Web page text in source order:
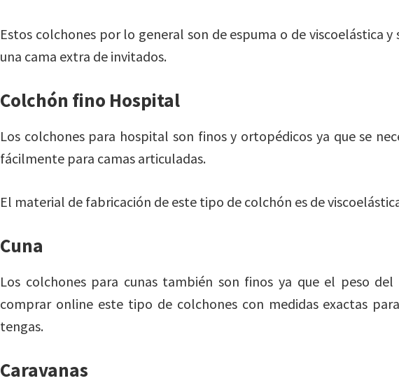
Estos colchones por lo general son de espuma o de viscoelástica y
una cama extra de invitados.
Colchón fino Hospital
Los colchones para hospital son finos y ortopédicos ya que se
fácilmente para camas articuladas.
El material de fabricación de este tipo de colchón es de
Cuna
Los colchones para cunas también son finos ya que el peso del
comprar online este tipo de colchones con medidas exactas
tengas.
Caravanas